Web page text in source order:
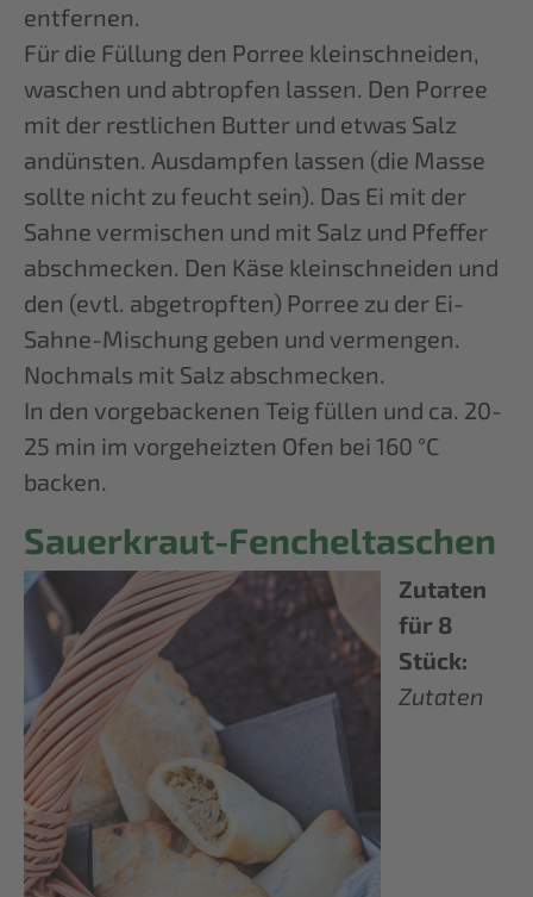
entfernen.
Für die Füllung den Porree kleinschneiden,
waschen und abtropfen lassen. Den Porree
mit der restlichen Butter und etwas Salz
andünsten. Ausdampfen lassen (die Masse
sollte nicht zu feucht sein). Das Ei mit der
Sahne vermischen und mit Salz und Pfeffer
abschmecken. Den Käse kleinschneiden und
den (evtl. abgetropften) Porree zu der Ei-
Sahne-Mischung geben und vermengen.
Nochmals mit Salz abschmecken.
In den vorgebackenen Teig füllen und ca. 20-
25 min im vorgeheizten Ofen bei 160 °C
backen.
Sauerkraut-Fencheltaschen
Zutaten
für 8
Stück:
Zutaten